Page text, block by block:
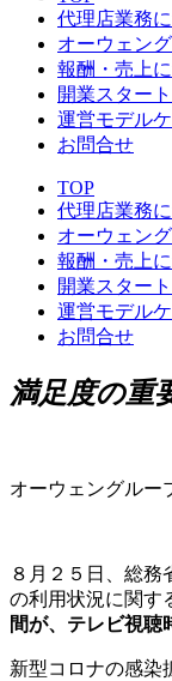
代理店業務
オーウェン
報酬・売上
開業スター
運営モデル
お問合せ
TOP
代理店業務
オーウェン
報酬・売上
開業スター
運営モデル
お問合せ
満足度の重
オーウェングルー
８月２５日、総務
の利用状況に関す
間が、テレビ視聴
新型コロナの感染